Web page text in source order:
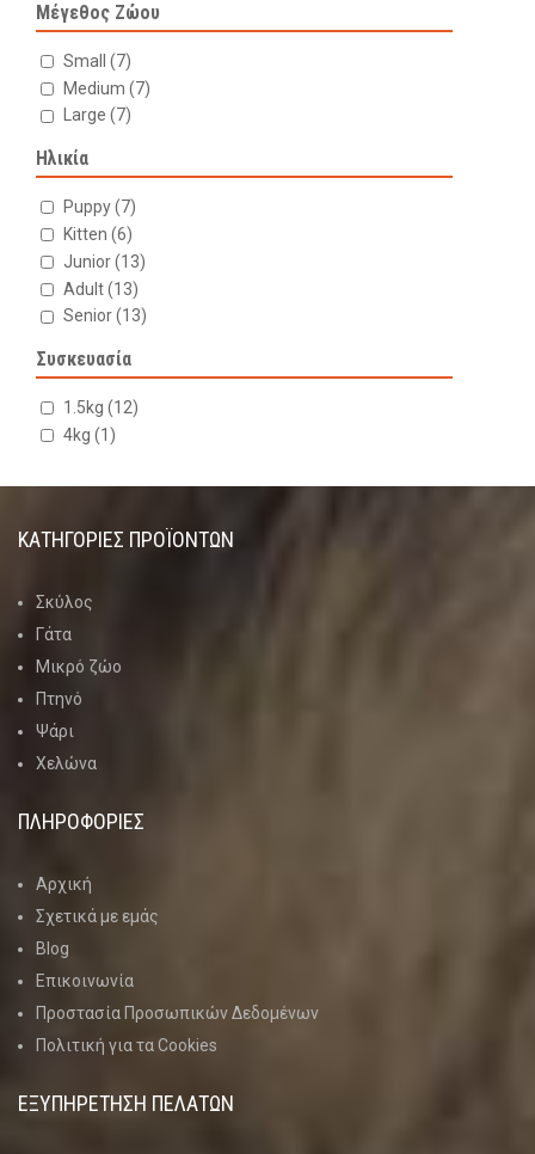
Μέγεθος Ζώου
Small
(7)
Medium (7)
Large (7)
Ηλικία
Puppy(7)
Kitten (6)
Junior(13)
Adult(13)
Senior(13)
Συσκευασία
1.5kg (12)
4kg (1)
ΚΑΤΗΓΟΡΊΕΣ ΠΡΟΪΌΝΤΩΝ
Σκύλος
Γάτα
Μικρό ζώο
Πτηνό
Ψάρι
Χελώνα
ΠΛΗΡΟΦΟΡΙΕΣ
Αρχική
Σχετικά με εμάς
Blog
Επικοινωνία
Προστασία Προσωπικών Δεδομένων
Πολιτική για τα Cookies
ΕΞΥΠΗΡΕΤΗΣΗ ΠΕΛΑΤΩΝ